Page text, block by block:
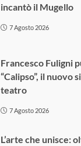
incantò il Mugello
7 Agosto 2026
Francesco Fuligni
“Calipso”, il nuovo
teatro
7 Agosto 2026
L’arte che unisce: